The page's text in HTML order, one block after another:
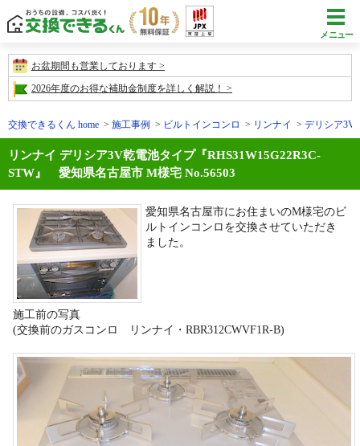
メニュー
お盆期間も営業しております
2026年度のお得な補助金制度を詳しく解説！
交換できるくん home 施工事例 ビルトインコンロ リンナイ デリシア3V
リンナイ デリシア3V乾電池タイプ『RHS31W15G22R3C-
STW』 愛知県名古屋市 M様宅 No.56503
愛知県名古屋市にお住まいのM様宅のビ
ルトインコンロを交換させていただき
ました。
施工前の写真
(交換前のガスコンロ リンナイ・RBR312CWVF1R-B)